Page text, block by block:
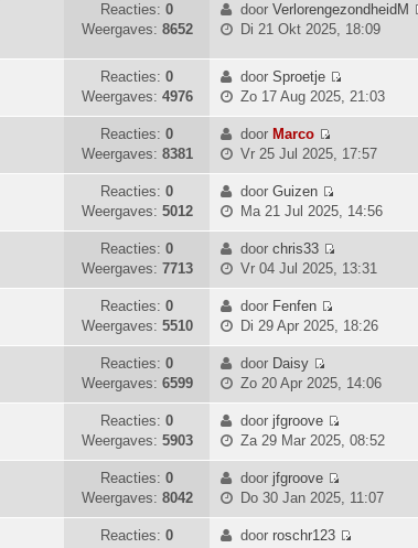
t
s
t
b
e
i
c
t
i
j
k
l
a
a
t
s
t
e
b
e
r
i
c
h
t
Reacties: 0
Weergaves: 8652
door VerlorengezondheidM
Di 21 Okt 2025, 18:09
Reacties: 0
Weergaves: 4976
door Sproetje
B
i
j
a
t
s
e
b
h
Zo 17 Aug 2025, 21:03
Reacties: 0
Weergaves: 8381
door Marco
B
k
i
j
k
l
a
a
t
s
e
b
e
r
i
c
h
t
Vr 25 Jul 2025, 17:57
Reacties: 0
Weergaves: 5012
door Guizen
B
k
j
l
a
t
s
t
e
b
e
r
c
Ma 21 Jul 2025, 14:56
Reacties: 0
Weergaves: 7713
door chris33
B
j
l
a
a
t
s
t
e
b
e
Vr 04 Jul 2025, 13:31
Reacties: 0
Weergaves: 5510
door Fenfen
B
i
j
k
l
a
a
t
s
t
Di 29 Apr 2025, 18:26
Reacties: 0
Weergaves: 6599
door Daisy
B
k
i
j
k
l
a
a
Zo 20 Apr 2025, 14:06
Reacties: 0
Weergaves: 5903
door jfgroove
B
i
j
k
Za 29 Mar 2025, 08:52
Reacties: 0
Weergaves: 8042
door jfgroove
B
k
Do 30 Jan 2025, 11:07
Reacties: 0
door roschr123